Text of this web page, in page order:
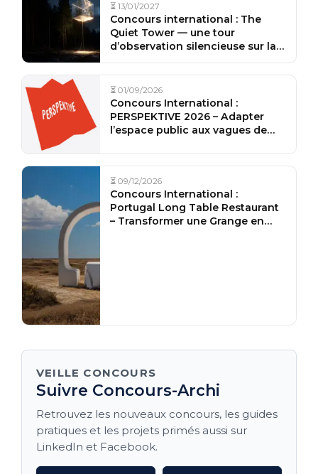
⏳ 13/01/2027
Concours international : The
Quiet Tower — une tour
d’observation silencieuse sur la
⏳ 01/09/2026
Concours International :
PERSPEKTIVE 2026 – Adapter
l’espace public aux vagues de
⏳ 09/12/2026
Concours International :
Portugal Long Table Restaurant
– Transformer une Grange en
VEILLE CONCOURS
Suivre Concours-Archi
Retrouvez les nouveaux concours, les guides
pratiques et les projets primés aussi sur
LinkedIn et Facebook.